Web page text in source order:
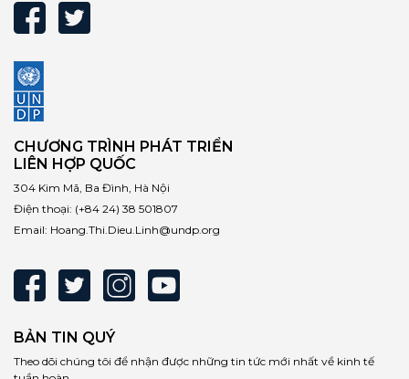
CHƯƠNG TRÌNH PHÁT TRIỂN
LIÊN HỢP QUỐC
304 Kim Mã, Ba Đình, Hà Nội
Điện thoại: (+84 24) 38 501807
Email: Hoang.Thi.Dieu.Linh@undp.org
BẢN TIN QUÝ
Theo dõi chúng tôi để nhận được những tin tức mới nhất về kinh tế